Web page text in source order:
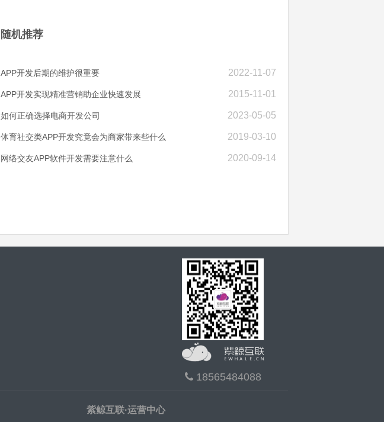
随机推荐
2022-11-07
APP开发后期的维护很重要
2015-11-01
APP开发实现精准营销助企业快速发展
2023-05-05
如何正确选择电商开发公司
2019-03-10
体育社交类APP开发究竟会为商家带来些什么
2020-09-14
网络交友APP软件开发需要注意什么
18565484088
紫鲸互联·运营中心